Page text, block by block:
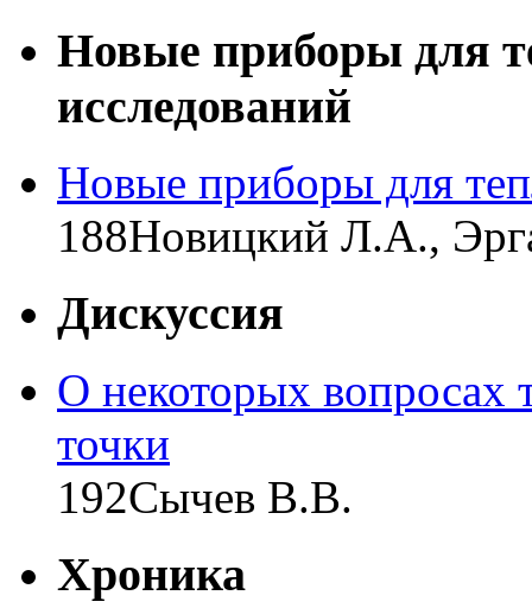
Новые приборы для
исследований
Новые приборы для
188Новицкий Л.А.,
Дискуссия
О некоторых вопросах
точки
192Сычев В.В.
Хроника